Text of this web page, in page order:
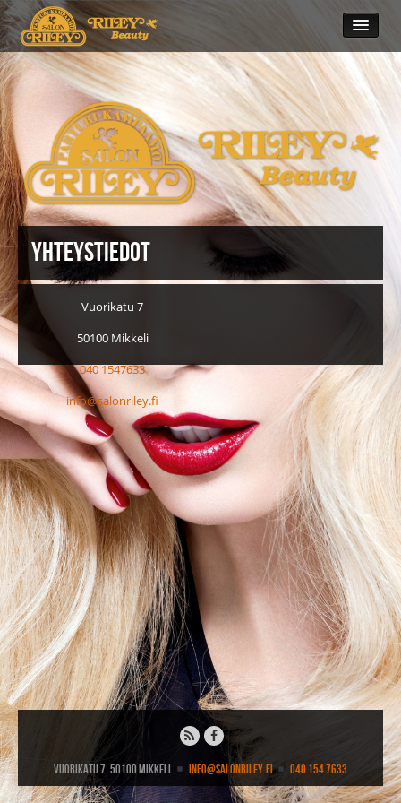
Salon Riley
Facebook
Yhteystiedot
Yhteystiedot
Vuorikatu 7
50100 Mikkeli
040 1547633
info@salonriley.fi
Vuorikatu 7, 50100 Mikkeli info@salonriley.fi 040 154 7633